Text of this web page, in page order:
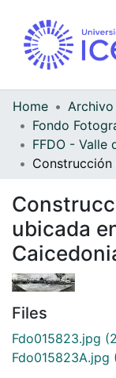
Home
ubicada
Files
Fdo015823.jpg
Fdo015823A.jpg